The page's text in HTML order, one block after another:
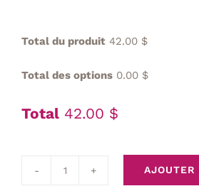
Total du produit 42.00 $
Total des options 0.00 $
Total 42.00 $
AJOUTER